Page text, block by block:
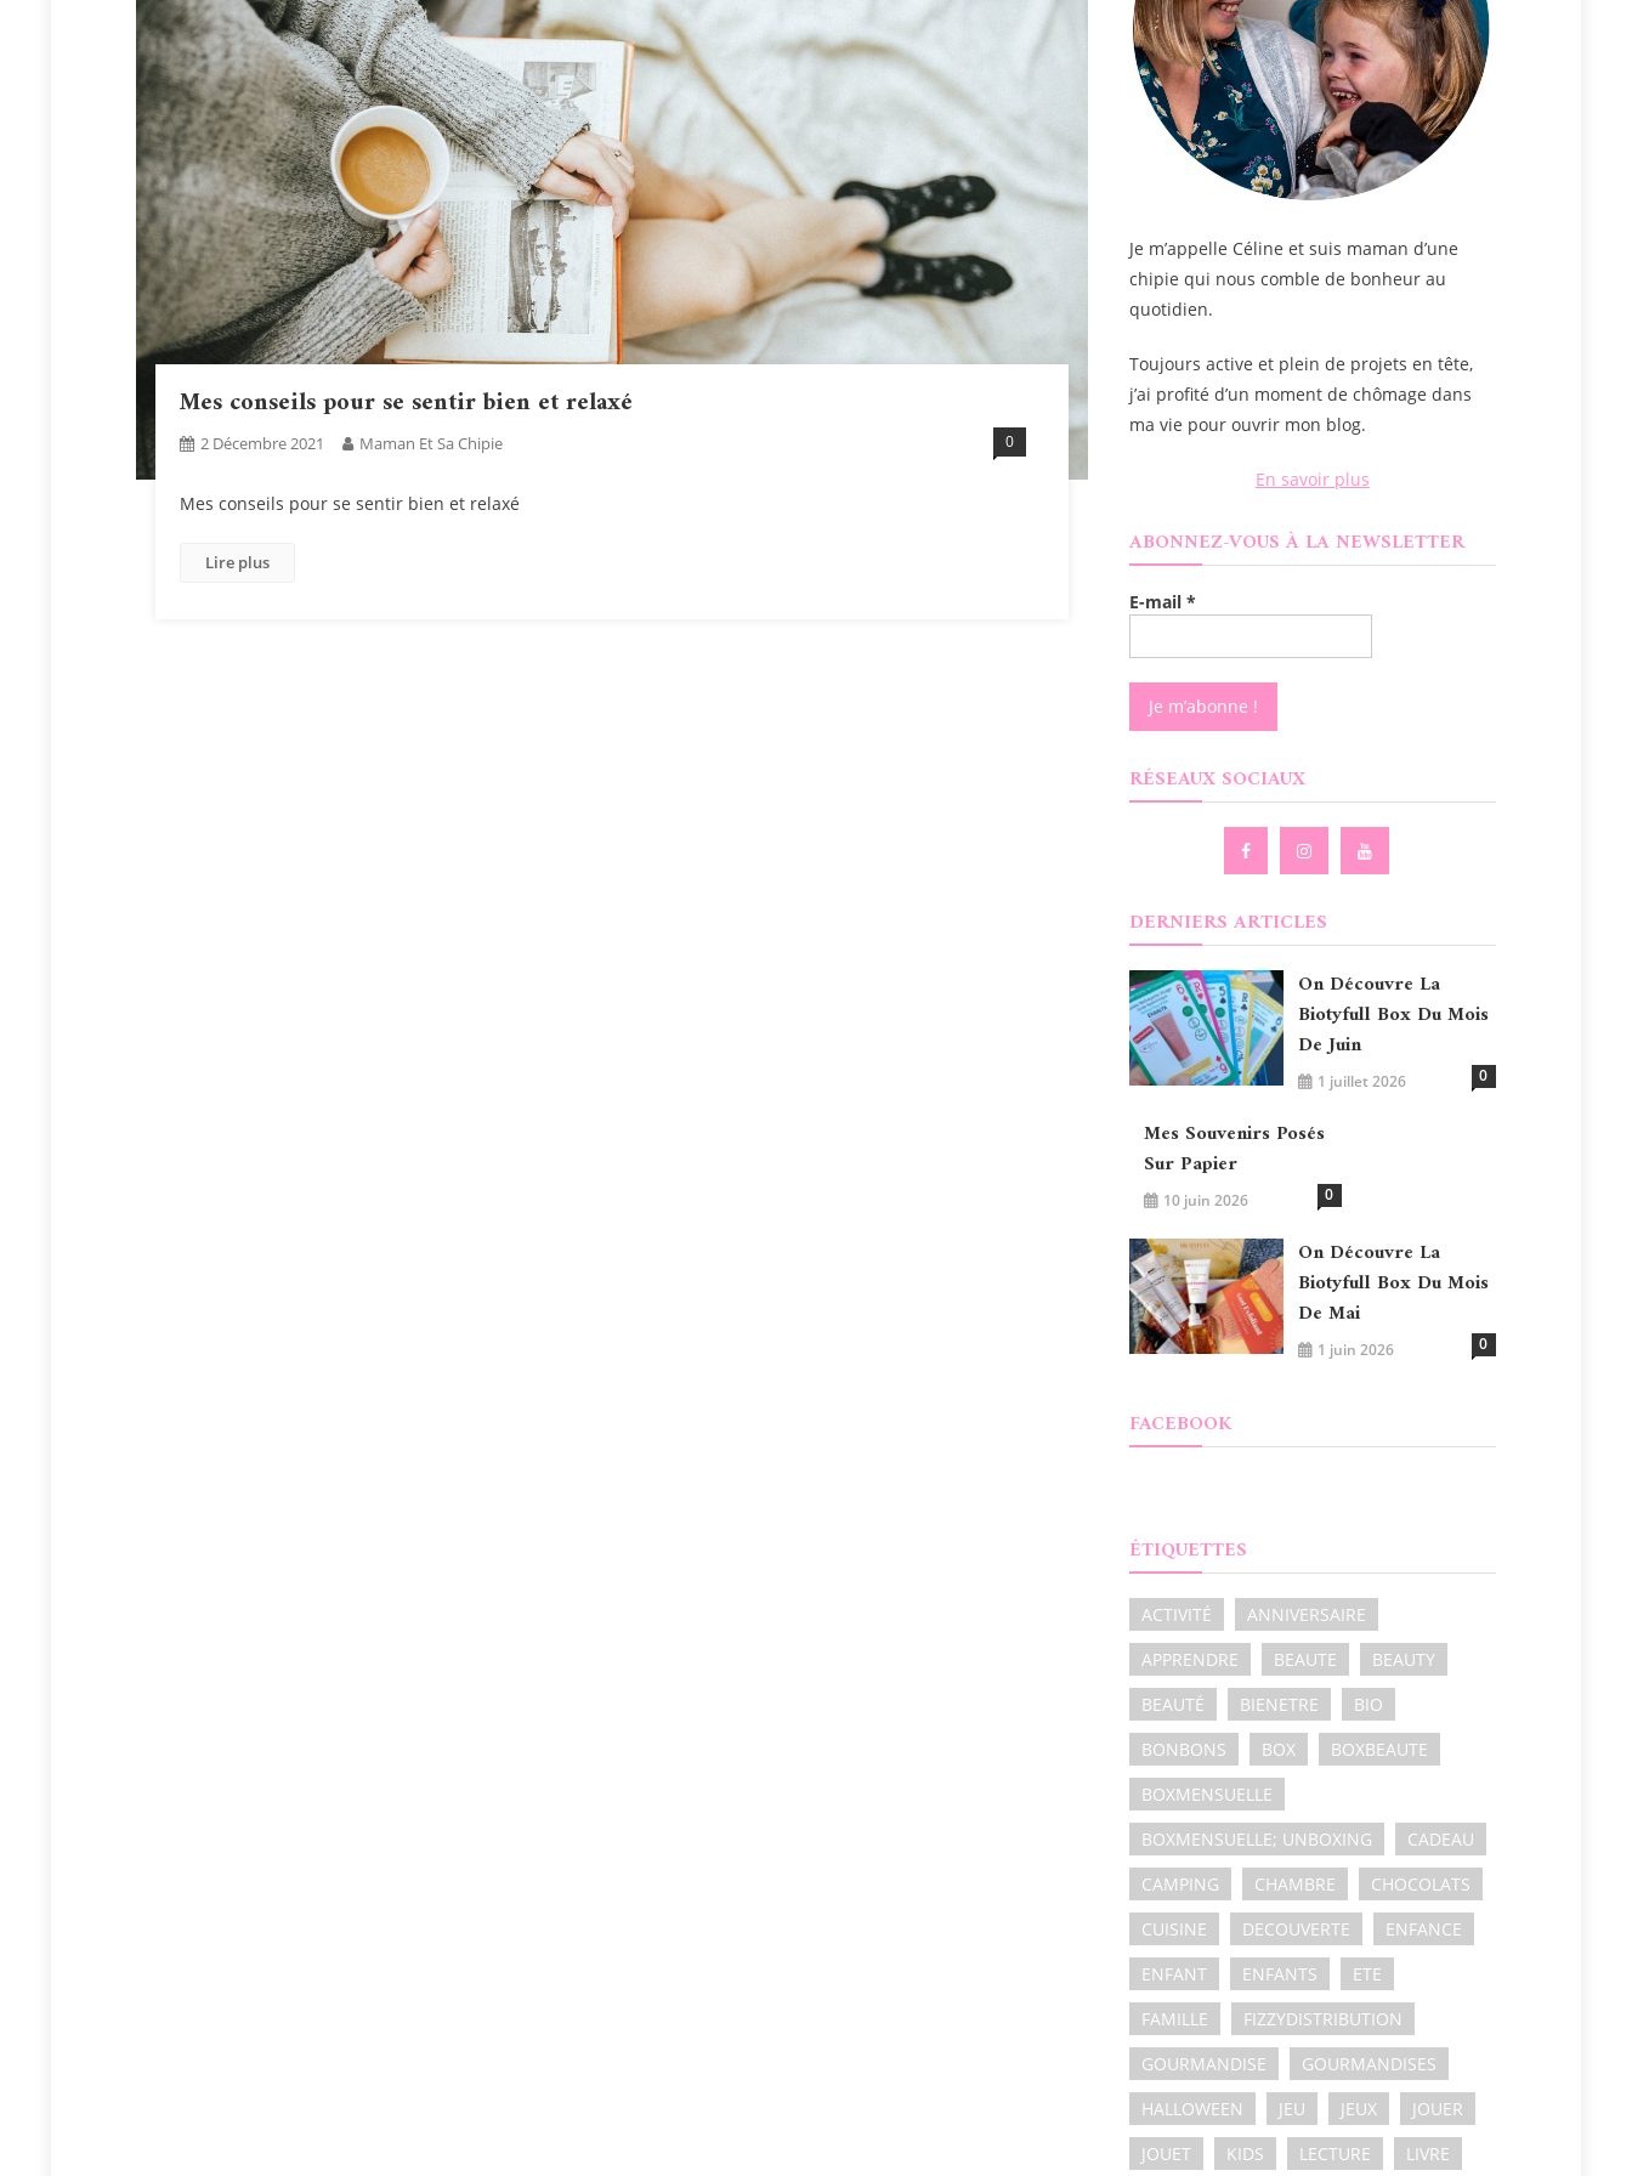
Mes conseils pour se sentir bien et relaxé
2 Décembre 2021 Maman Et Sa Chipie 0
Mes conseils pour se sentir bien et relaxé
Lire plus
Je m’appelle Céline et suis maman d’une
chipie qui nous comble de bonheur au
quotidien.
Toujours active et plein de projets en tête,
j’ai profité d’un moment de chômage dans
ma vie pour ouvrir mon blog.
En savoir plus
ABONNEZ-VOUS À LA NEWSLETTER
E-mail *
RÉSEAUX SOCIAUX
DERNIERS ARTICLES
On Découvre La
Biotyfull Box Du Mois
De Juin
1 juillet 2026 0
Mes Souvenirs Posés
Sur Papier
10 juin 2026 0
On Découvre La
Biotyfull Box Du Mois
De Mai
1 juin 2026 0
FACEBOOK
ÉTIQUETTES
ACTIVITÉ
ANNIVERSAIRE
APPRENDRE
BEAUTE
BEAUTY
BEAUTÉ
BIENETRE
BIO
BONBONS
BOX
BOXBEAUTE
BOXMENSUELLE
BOXMENSUELLE; UNBOXING
CADEAU
CAMPING
CHAMBRE
CHOCOLATS
CUISINE
DECOUVERTE
ENFANCE
ENFANT
ENFANTS
ETE
FAMILLE
FIZZYDISTRIBUTION
GOURMANDISE
GOURMANDISES
HALLOWEEN
JEU JEUX
JOUER
JOUET
KIDS LECTURE LIVRE